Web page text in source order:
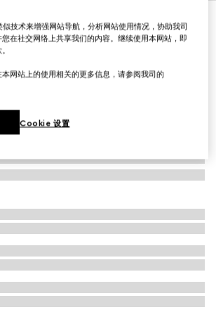
维绉绸针织连衣裙
技术来增强网站导航，分析网站使用情况，协助我司
在社交网络上共享我们的内容。继续使用本网站，即
网站上的使用相关的更多信息，请参阅我司的
Cookie 设置